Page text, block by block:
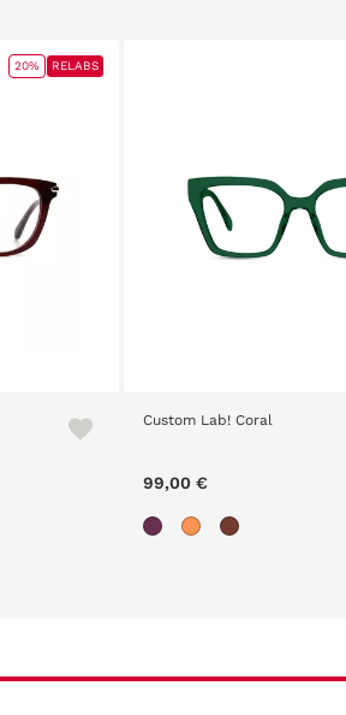
20% RELABS
Custom Lab! Coral
99,00 €